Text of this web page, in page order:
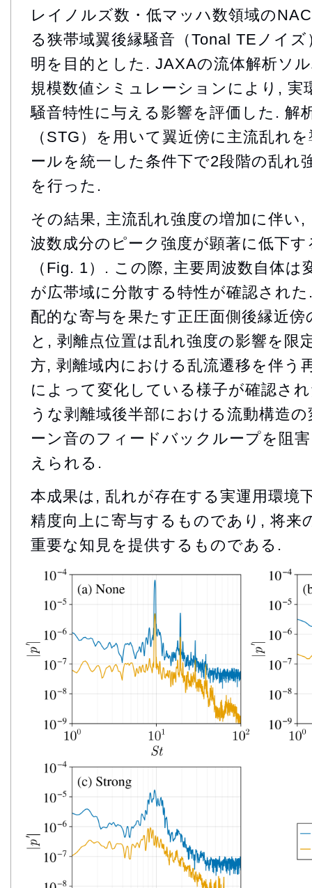
レイノルズ数・低マッハ数領域の
る狭帯域翼後縁騒音（Tonal TEノイ
明を目的とした. JAXAの流体解析ソ
規模数値シミュレーションにより, 実
騒音特性に与える影響を評価した. 解
（STG）を用いて翼近傍に主流乱れ
ールを統一した条件下で2段階の乱れ
を行った.
その結果, 主流乱れ強度の増加に伴い
波数成分のピーク強度が顕著に低下
（Fig. 1）. この際, 主要周波数自体
が広帯域に分散する特性が確認され
配的な寄与を果たす正圧面側後縁近
と, 剥離点位置は乱れ強度の影響を限
方, 剥離域内における乱流遷移を伴う
によって変化している様子が確認さ
うな剥離域後半部における流動構造
ーン音のフィードバックループを阻
えられる.
本成果は, 乱れが存在する実運用環境
精度向上に寄与するものであり, 将来
重要な知見を提供するものである.